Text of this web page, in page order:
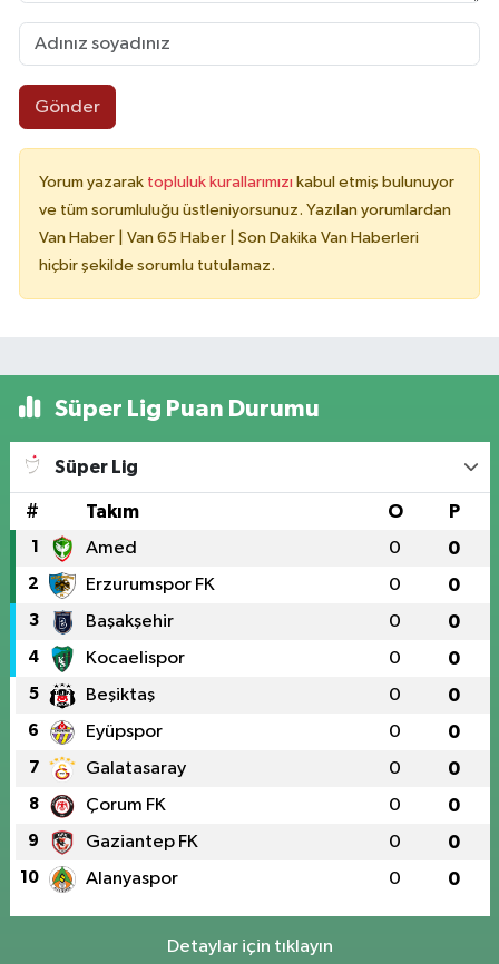
Gönder
Yorum yazarak topluluk kurallarımızı kabul etmiş bulunuyor
ve tüm sorumluluğu üstleniyorsunuz. Yazılan yorumlardan
Van Haber | Van 65 Haber | Son Dakika Van Haberleri
hiçbir şekilde sorumlu tutulamaz.
Süper Lig Puan Durumu
Süper Lig
# Takım O P
1 Amed 0 0
2 Erzurumspor FK 0 0
3 Başakşehir 0 0
4 Kocaelispor 0 0
5 Beşiktaş 0 0
6 Eyüpspor 0 0
7 Galatasaray 0 0
8 Çorum FK 0 0
9 Gaziantep FK 0 0
10 Alanyaspor 0 0
Detaylar için tıklayın